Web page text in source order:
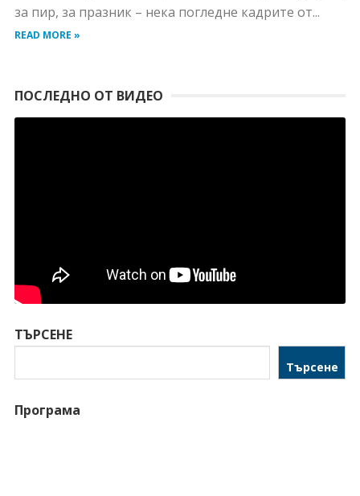
за пир, за празник – нека погледне кадрите от...
READ MORE »
ПОСЛЕДНО ОТ ВИДЕО
ТЪРСЕНЕ
Търсене
Програма